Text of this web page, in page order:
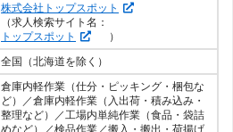
株式会社トップスポット
（求人検索サイト名：
トップスポット
）
全国（北海道を除く）
倉庫内軽作業（仕分・ピッキング・梱包な
ど）／倉庫内軽作業（入出荷・積み込み・
整理など）／工場内単純作業（食品・袋詰
めなど）／検品作業／搬入・搬出・荷揚げ